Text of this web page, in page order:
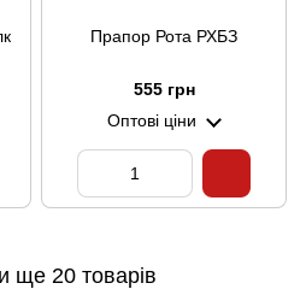
Прапор Рота РХБЗ
555 грн
Оптові ціни
ще 20 товарів